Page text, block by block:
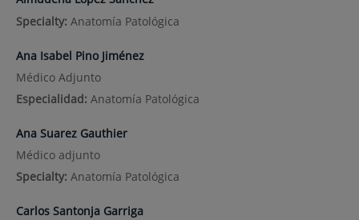
Specialty: Anatomía Patológica
Ana Isabel Pino Jiménez
Médico Adjunto
Especialidad: Anatomía Patológica
Ana Suarez Gauthier
Médico adjunto
Specialty: Anatomía Patológica
Carlos Santonja Garriga